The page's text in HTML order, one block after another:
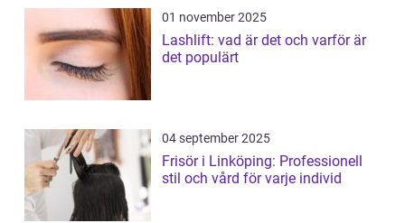
01 november 2025
Lashlift: vad är det och varför är
det populärt
04 september 2025
Frisör i Linköping: Professionell
stil och vård för varje individ